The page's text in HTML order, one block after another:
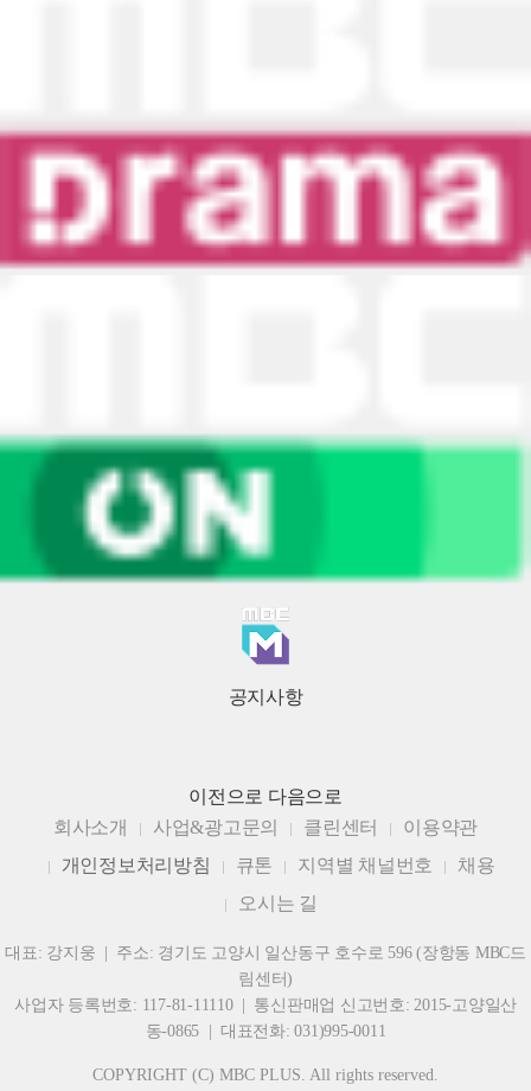
공지사항
이전으로 다음으로
회사소개
사업&광고문의 클린센터
이용약관
개인정보처리방침
큐톤 지역별 채널번호
채용
오시는 길
대표: 강지웅 | 주소: 경기도 고양시 일산동구 호수로 596 (장항동 MBC드
림센터)
사업자 등록번호: 117-81-11110 | 통신판매업 신고번호: 2015-고양일산
동-0865 | 대표전화: 031)995-0011
COPYRIGHT (C) MBC PLUS. All rights reserved.